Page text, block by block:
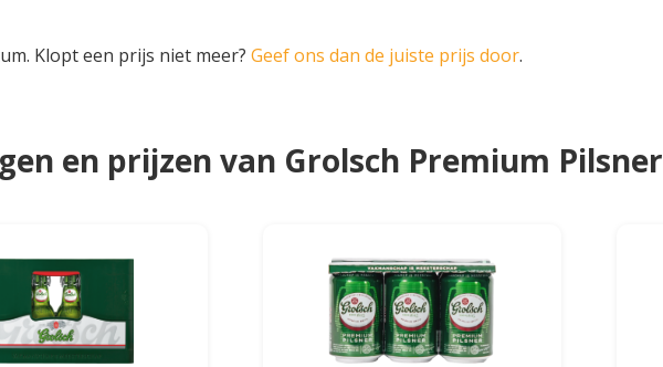
Klopt een prijs niet meer? Geef ons dan de juiste prijs door.
en prijzen van Grolsch Premium Pilsner